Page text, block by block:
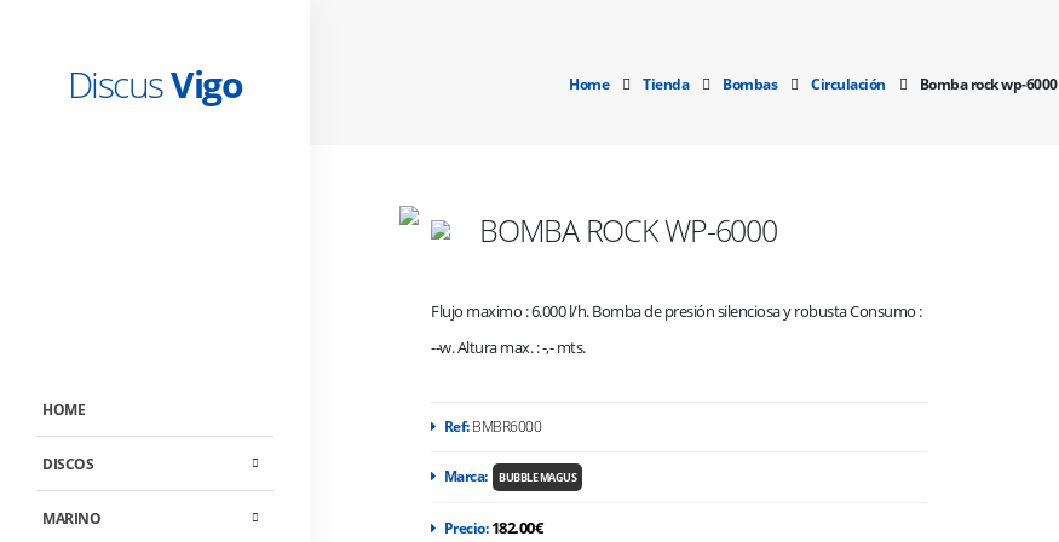
DiscusVigo
HOME
DISCOS
MARINO
Home Tienda Bombas Circulación Bomba rock wp-6000
BOMBA ROCK WP-6000
Flujo maximo : 6.000 l/h. Bomba de presión silenciosa y robusta Consumo :
--w. Altura max. : -,- mts.
Ref:BMBR6000
Marca: BUBBLE MAGUS
Precio:182.00€